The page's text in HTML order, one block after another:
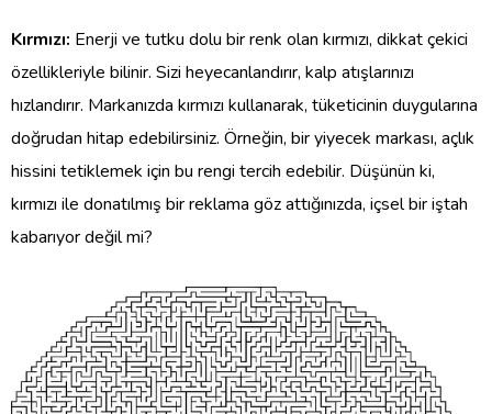
Kırmızı: Enerji ve tutku dolu bir renk olan kırmızı, dikkat çekici
özellikleriyle bilinir. Sizi heyecanlandırır, kalp atışlarınızı
hızlandırır. Markanızda kırmızı kullanarak, tüketicinin duygularına
doğrudan hitap edebilirsiniz. Örneğin, bir yiyecek markası, açlık
hissini tetiklemek için bu rengi tercih edebilir. Düşünün ki,
kırmızı ile donatılmış bir reklama göz attığınızda, içsel bir iştah
kabarıyor değil mi?